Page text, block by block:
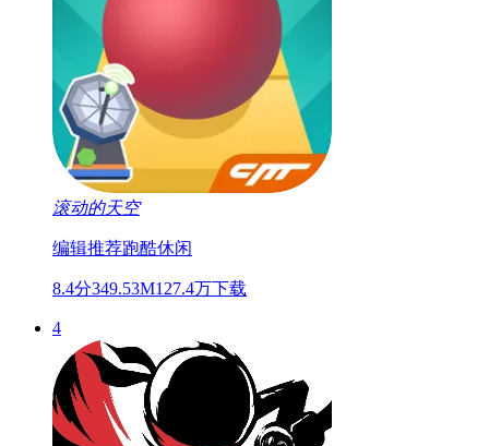
滚动的天空
编辑推荐跑酷休闲
8.4分349.53M127.4万下载
4